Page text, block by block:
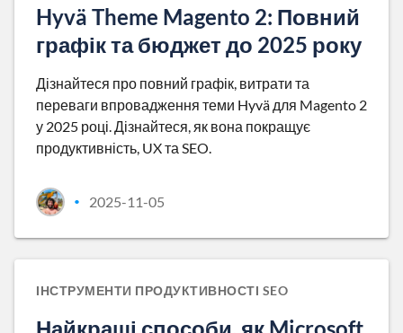
Hyvä Theme Magento 2: Повний
графік та бюджет до 2025 року
Дізнайтеся про повний графік, витрати та
переваги впровадження теми Hyvä для Magento 2
у 2025 році. Дізнайтеся, як вона покращує
продуктивність, UX та SEO.
• 2025-11-05
ІНСТРУМЕНТИ ПРОДУКТИВНОСТІ SEO